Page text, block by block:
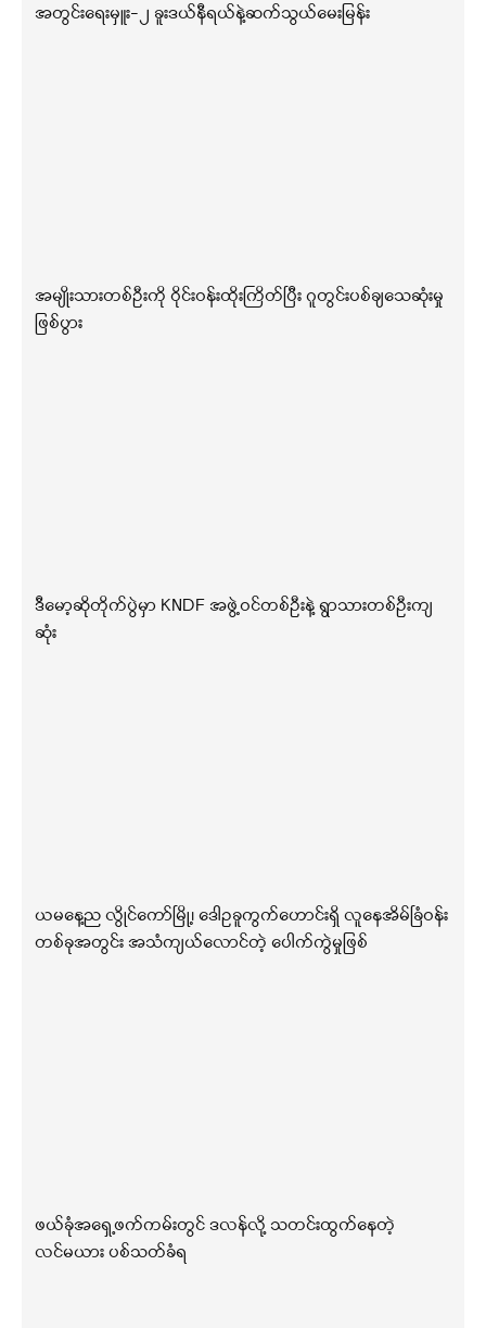
အတွင်းရေးမှူး-၂ ခူးဒယ်နီရယ်နဲ့ဆက်သွယ်မေးမြန်း
အမျိုးသားတစ်ဦးကို ဝိုင်းဝန်းထိုးကြိတ်ပြီး ဂူတွင်းပစ်ချသေဆုံးမှု
ဖြစ်ပွား
ဒီမော့ဆိုတိုက်ပွဲမှာ KNDF အဖွဲ့ဝင်တစ်ဦးနဲ့ ရွာသားတစ်ဦးကျ
ဆုံး
ယမနေ့ည လွိုင်ကော်မြို့၊ ဒေါဥခူကွက်ဟောင်းရှိ လူနေအိမ်ခြံဝန်း
တစ်ခုအတွင်း အသံကျယ်လောင်တဲ့ ပေါက်ကွဲမှုဖြစ်
ဖယ်ခုံအရှေ့ဖက်ကမ်းတွင် ဒလန်လို့ သတင်းထွက်နေတဲ့
လင်မယား ပစ်သတ်ခံရ